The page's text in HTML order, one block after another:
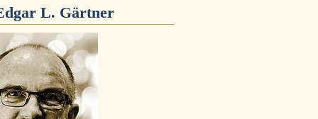
L. Gärtner